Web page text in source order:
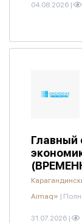
04.08.2026 |
Главный
Aimaq» |
31.07.2026 |